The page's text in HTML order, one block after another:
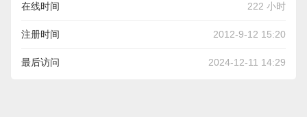
在线时间 222 小时
注册时间 2012-9-12 15:20
最后访问 2024-12-11 14:29